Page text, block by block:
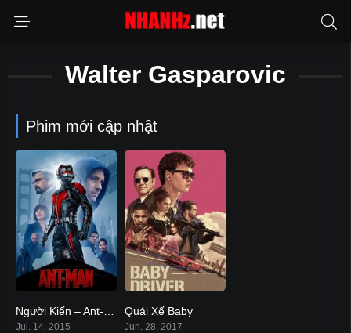
Walter Gasparovic
Phim mới cập nhật
7.3
Jul. 14, 2015
Quái Xế Baby
Jun. 28, 2017